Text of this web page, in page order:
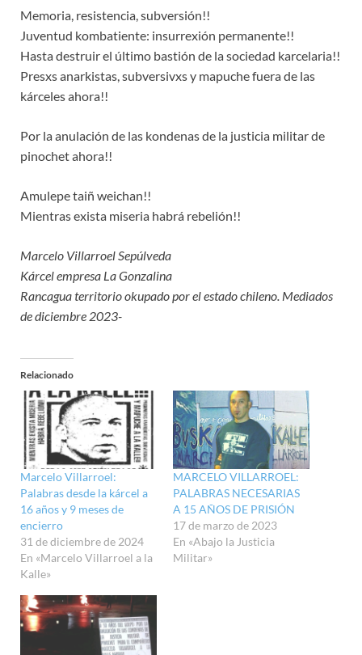
Memoria, resistencia, subversión!!
Juventud kombatiente: insurrexión permanente!!
Hasta destruir el último bastión de la sociedad karcelaria!!
Presxs anarkistas, subversivxs y mapuche fuera de las
kárceles ahora!!
Por la anulación de las kondenas de la justicia militar de
pinochet ahora!!
Amulepe taiñ weichan!!
Mientras exista miseria habrá rebelión!!
Marcelo Villarroel Sepúlveda
Kárcel empresa La Gonzalina
Rancagua territorio okupado por el estado chileno. Mediados
de diciembre 2023-
Relacionado
Marcelo Villarroel:
Palabras desde la kárcel a
16 años y 9 meses de
encierro
31 de diciembre de 2024
En «Marcelo Villarroel a la
Kalle»
MARCELO VILLARROEL:
PALABRAS NECESARIAS
A 15 AÑOS DE PRISIÓN
17 de marzo de 2023
En «Abajo la Justicia
Militar»